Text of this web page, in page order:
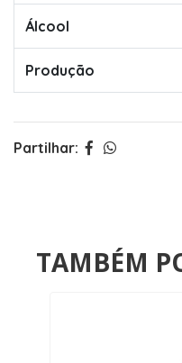
Álcool
Produção
Partilhar:
TAMBÉM